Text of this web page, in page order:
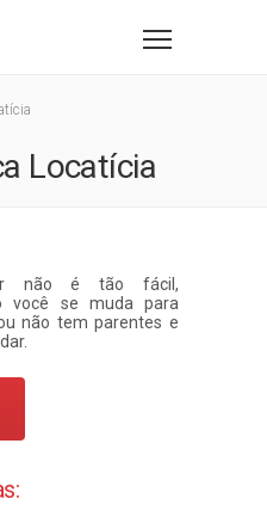
Locatícia
não é tão fácil,
você se muda para
não tem parentes e